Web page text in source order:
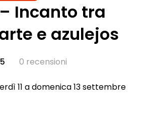
– Incanto tra
e azulejos
0 recensioni
11 a domenica 13 settembre